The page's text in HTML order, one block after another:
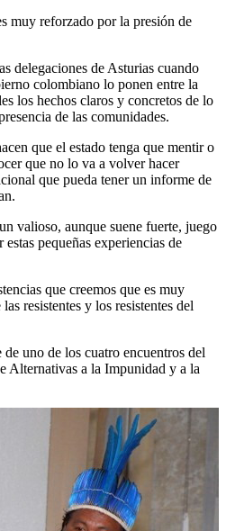
muy reforzado por la presión de
delegaciones de Asturias cuando
colombiano lo ponen entre la
los hechos claros y concretos de lo
de las comunidades.
que el estado tenga que mentir o
que no lo va a volver hacer
que pueda tener un informe de
valioso, aunque suene fuerte, juego
pequeñas experiencias de
que creemos que es muy
resistentes y los resistentes del
uno de los cuatro encuentros del
Alternativas a la Impunidad y a la